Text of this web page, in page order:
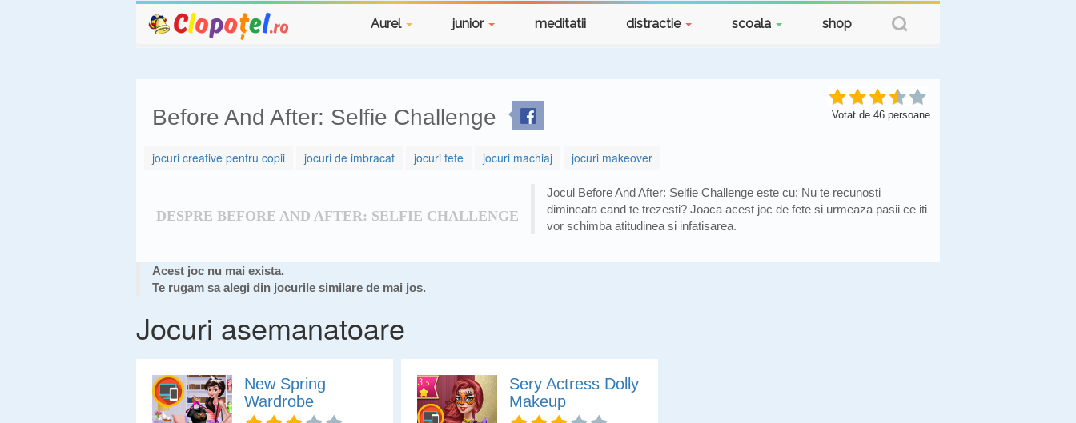
Aurel junior meditatii distractie scoala shop
Before And After: Selfie Challenge Votat de 46 persoane
jocuri creative pentru copii jocuri de imbracat jocuri fete jocuri machiaj jocuri makeover
DESPRE BEFORE AND AFTER: SELFIE CHALLENGE
Jocul Before And After: Selfie Challenge este cu: Nu te recunosti
dimineata cand te trezesti? Joaca acest joc de fete si urmeaza pasii ce iti
vor schimba atitudinea si infatisarea.
Acest joc nu mai exista.
Te rugam sa alegi din jocurile similare de mai jos.
Jocuri asemanatoare
New Spring
Wardrobe
Sery Actress Dolly
Makeup